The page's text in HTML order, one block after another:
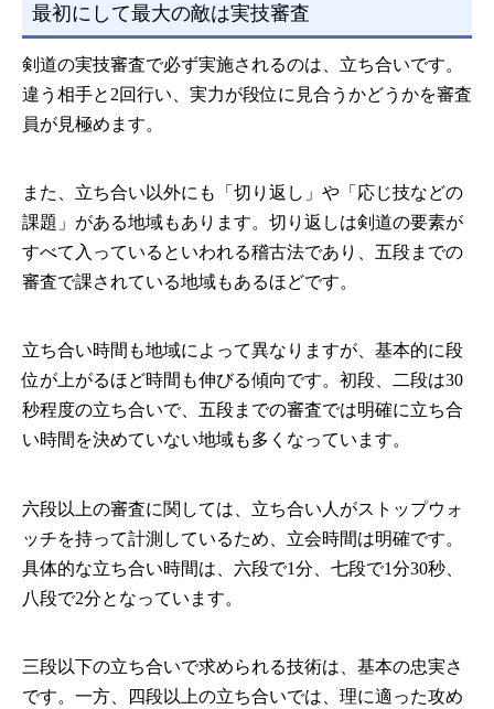
最初にして最大の敵は実技審査
剣道の実技審査で必ず実施されるのは、立ち合いです。
違う相手と2回行い、実力が段位に見合うかどうかを審査
員が見極めます。
また、立ち合い以外にも「切り返し」や「応じ技などの
課題」がある地域もあります。切り返しは剣道の要素が
すべて入っているといわれる稽古法であり、五段までの
審査で課されている地域もあるほどです。
立ち合い時間も地域によって異なりますが、基本的に段
位が上がるほど時間も伸びる傾向です。初段、二段は30
秒程度の立ち合いで、五段までの審査では明確に立ち合
い時間を決めていない地域も多くなっています。
六段以上の審査に関しては、立ち合い人がストップウォ
ッチを持って計測しているため、立会時間は明確です。
具体的な立ち合い時間は、六段で1分、七段で1分30秒、
八段で2分となっています。
三段以下の立ち合いで求められる技術は、基本の忠実さ
です。一方、四段以上の立ち合いでは、理に適った攻め